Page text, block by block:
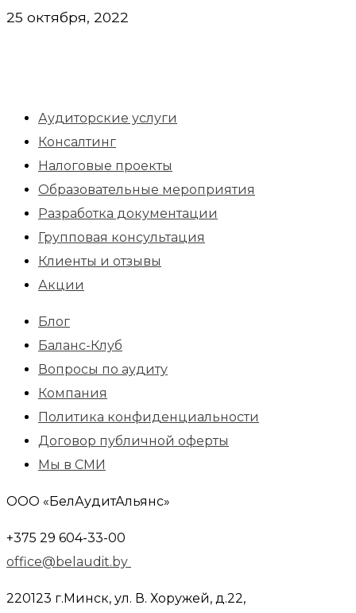
25 октября, 2022
Аудиторские услуги
Консалтинг
Налоговые проекты
Образовательные мероприятия
Разработка документации
Групповая консультация
Клиенты и отзывы
Акции
Блог
Баланс-Клуб
Вопросы по аудиту
Компания
Политика конфиденциальности
Договор публичной оферты
Мы в СМИ
ООО «БелАудитАльянс»
+375 29 604-33-00
office@belaudit.by
220123 г.Минск, ул. В. Хоружей, д.22,